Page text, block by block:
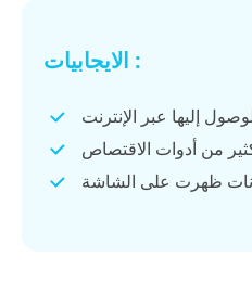
الايجابيات :
إليها عبر الإنترنت
من أدوات الاقتصاص
ظهرت على الشاشة